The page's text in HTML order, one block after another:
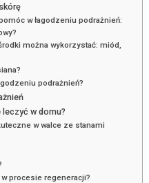
w łagodzeniu podrażnień:
można wykorzystać: miód,
podrażnień?
leczyć w domu?
w walce ze stanami
procesie regeneracji?